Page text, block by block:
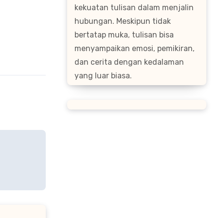
kekuatan tulisan dalam menjalin
hubungan. Meskipun tidak
bertatap muka, tulisan bisa
menyampaikan emosi, pemikiran,
dan cerita dengan kedalaman
yang luar biasa.